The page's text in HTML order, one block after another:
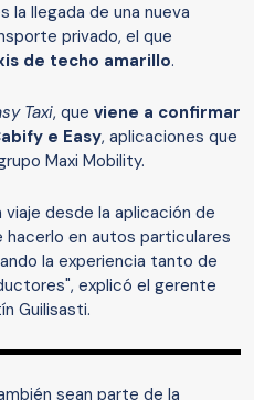
la llegada de una nueva
privado, el que
de techo amarillo.
Taxi, que viene a confirmar
e Easy, aplicaciones que
Maxi Mobility.
desde la aplicación de
en autos particulares
la experiencia tanto de
explicó el gerente
Guilisasti.
sean parte de la